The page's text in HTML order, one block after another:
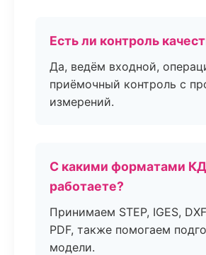
Есть ли контроль
Да, ведём входной,
приёмочный контроль с
измерений.
С какими форматами КД
работаете?
Принимаем STEP, IGES,
PDF, также помогаем
модели.